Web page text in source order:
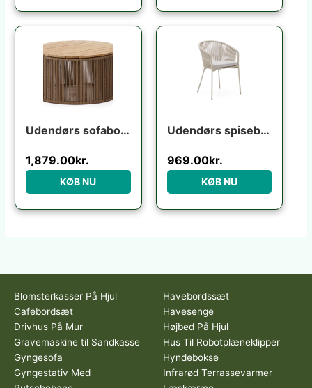
Udendørs sofabord Kave Home Dandara Ø70 x H40 cm stål/akaciatræ rustik
1,879.00kr.
KØB NU
Udendørs spisebordsstol med armlæn havestol Kave Home Yanet ecru H80ÃB54ÃL56 cm
969.00kr.
KØB NU
Blomsterkasser På Hjul
Cafebordsæt
Drivhus På Mur
Gravemaskine til Sandkasse
Gyngesofa
Gyngestativ Med
Havebordssæt
Havesenge
Højbed På Hjul
Hus Til Robotplæneklipper
Hyndebokse
Infrarød Terrassevarmer